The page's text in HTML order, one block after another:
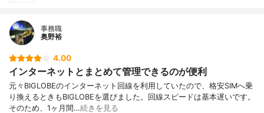
事務職
奥野裕
4.00
インターネットとまとめて管理できるのが便利
元々BIGLOBEのインターネット回線を利用していたので、格安SIMへ乗
り換えるときもBIGLOBEを選びました。回線スピードは基本遅いです。
そのため、1ヶ月間…続きを見る